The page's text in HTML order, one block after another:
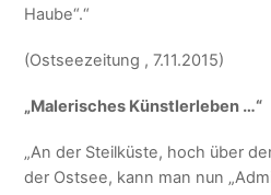
Haube“.“
(Ostseezeitung , 7.11.2015)
„Malerisches Künstlerleben …“
„An der Steilküste, hoch über
der Ostsee, kann man nun